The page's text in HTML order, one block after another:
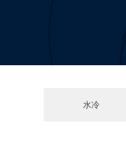
水冷